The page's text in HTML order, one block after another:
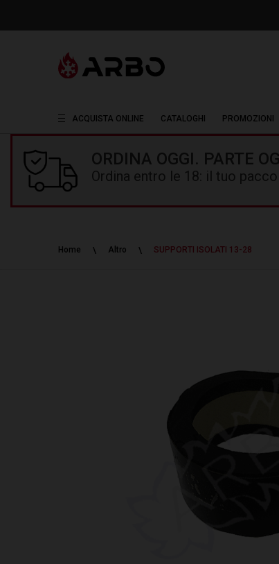
ACQUISTA ONLINE CATALOGHI PROMOZIONI
ORDINA OGGI. PARTE
Ordina entro le 18: il tuo
Home Altro SUPPORTI ISOLATI 13-28